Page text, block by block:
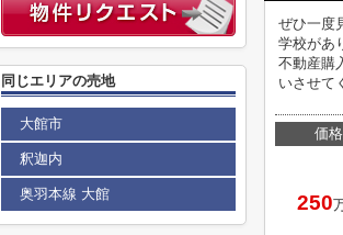
ぜひ一度
学校があ
不動産購
いさせて
価格
250
同じエリアの売地
大館市
釈迦内
奥羽本線 大館